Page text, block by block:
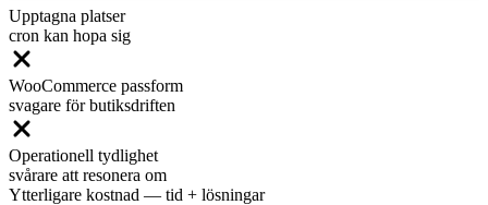
Upptagna platser
cron kan hopa sig
WooCommerce passform
svagare för butiksdriften
Operationell tydlighet
svårare att resonera om
Ytterligare kostnad — tid + lösningar